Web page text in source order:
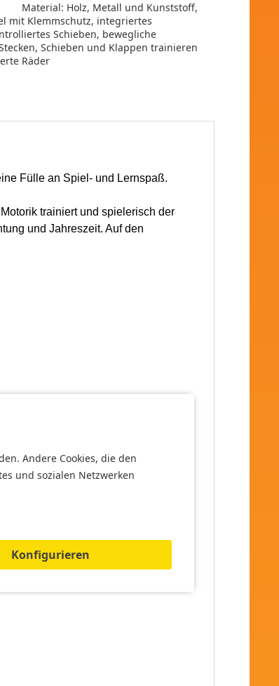
Material: Holz, Metall und Kunststoff,
mit Klemmschutz, integriertes
Schieben, bewegliche
Schieben und Klappen trainieren
Räder
Fülle an Spiel- und Lernspaß.
trainiert und spielerisch der
und Jahreszeit. Auf den
Benutzung unter unmittelbarer
Andere Cookies, die den
und sozialen Netzwerken
Konfigurieren